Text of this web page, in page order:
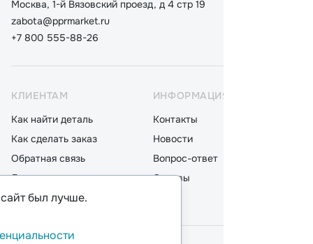
Москва, 1-й Вязовский проезд, д 4 стр 19
zabota@pprmarket.ru
+7 800 555-88-26
КЛИЕНТАМ
Как найти деталь
Как сделать заказ
Обратная связь
Доставка
Оплата
ИНФОРМАЦИЯ
Контакты
Новости
Вопрос-ответ
Отзывы
был лучше.